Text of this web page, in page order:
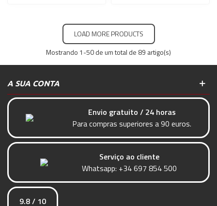
LOAD MORE PRODUCTS
Mostrando 1-50 de um total de 89 artigo(s)
A SUA CONTA
Envio gratuito / 24 horas
Para compras superiores a 90 euros.
Serviço ao cliente
Whatsapp: +34 697 854 500
9.8 / 10